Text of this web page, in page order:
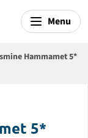
Menu
Hammamet 5*
5*